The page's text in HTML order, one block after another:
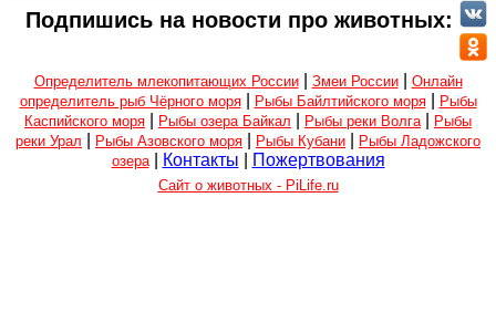
Подпишись на новости про животных:
Определитель млекопитающих России| Змеи России| Онлайн
определитель рыб Чёрного моря| Рыбы Байлтийского моря|
Рыбы
Каспийского моря
Рыбы озера Байкал Рыбы реки Волга
Рыбы
реки Урал
Рыбы Азовского моря Рыбы Кубани
Рыбы Ладожского
озера| Контакты Пожертвования
Сайт о животных - PiLife.ru